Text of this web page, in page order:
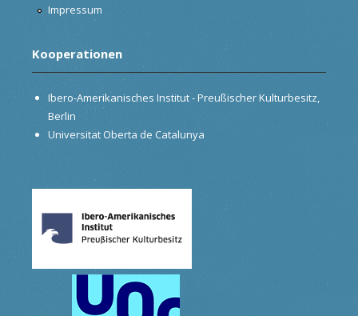
Impressum
Kooperationen
Ibero-Amerikanisches Institut - Preußischer Kulturbesitz,
Berlin
Universitat Oberta de Catalunya